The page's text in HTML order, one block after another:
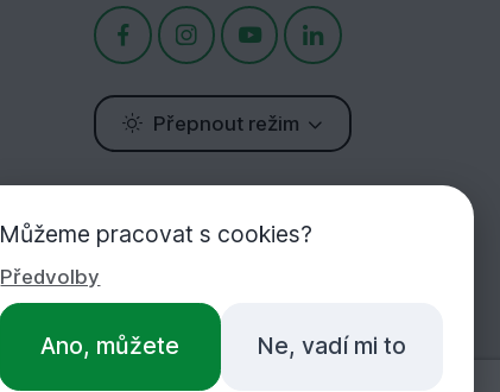
Přepnout režim
Jsme tu pro Vás!
+420 283 933 452
PO-PÁ 7:00-16:30
Můžeme pracovat s cookies?
Předvolby
Ano, můžete Ne, vadí mi to